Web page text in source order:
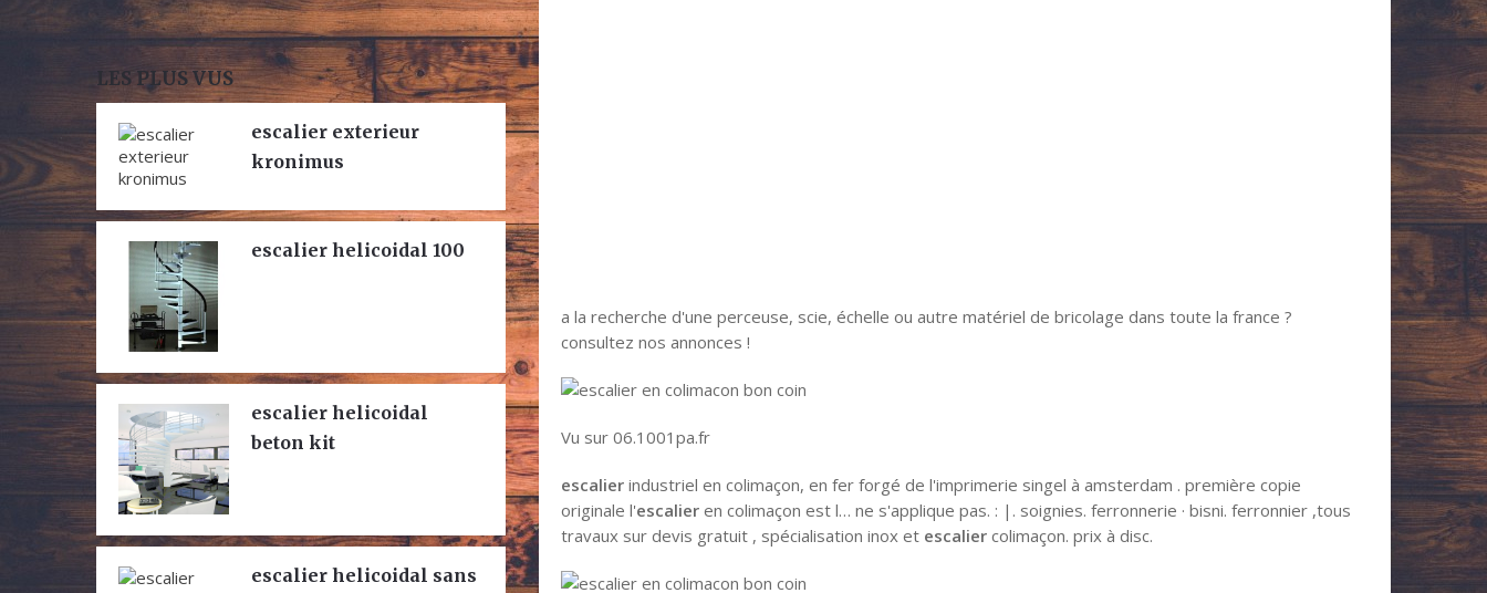
a la recherche d'une perceuse, scie, échelle ou autre matériel de bricolage dans toute la france ?
consultez nos annonces !
Vu sur 06.1001pa.fr
escalier industriel en colimaçon, en fer forgé de l'imprimerie singel à amsterdam . première copie
originale l'escalier en colimaçon est l… ne s'applique pas. : |. soignies. ferronnerie · bisni. ferronnier ,tous
travaux sur devis gratuit , spécialisation inox et escalier colimaçon. prix à disc.
LES PLUS VUS
escalier exterieur
kronimus
escalier helicoidal 100
escalier helicoidal
beton kit
escalier helicoidal sans